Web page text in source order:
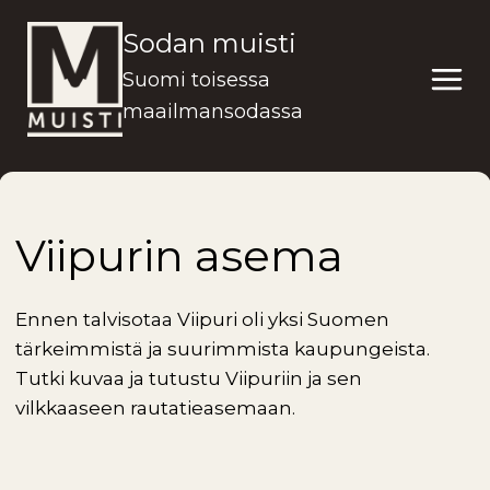
sisältöön
Sodan muisti
Suomi toisessa
maailmansodassa
Viipurin asema
Ennen talvisotaa Viipuri oli yksi Suomen
tärkeimmistä ja suurimmista kaupungeista.
Tutki kuvaa ja tutustu Viipuriin ja sen
vilkkaaseen rautatieasemaan.